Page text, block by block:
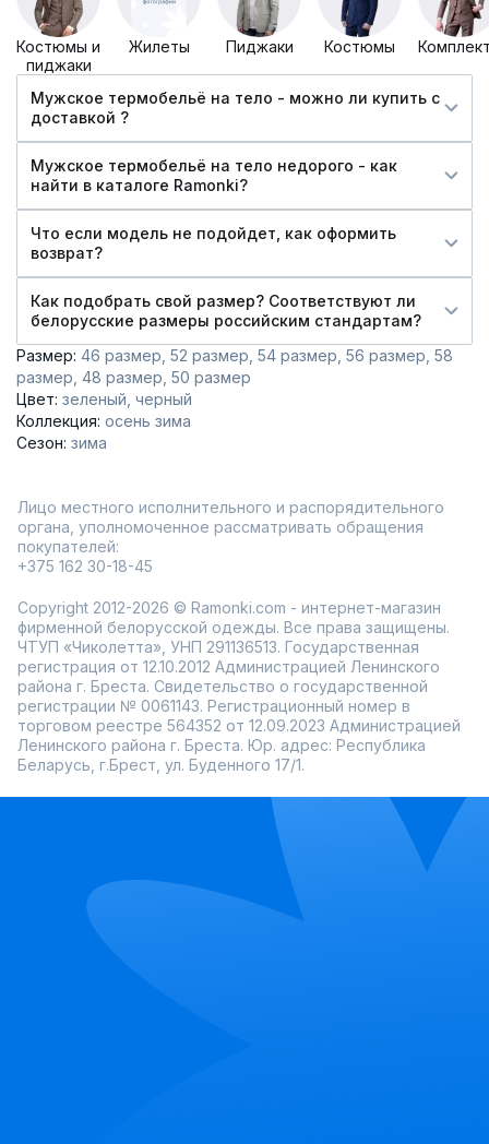
Костюмы и
пиджаки
Жилеты Пиджаки Костюмы
Мужское термобельё на тело - можно ли купить c
доставкой ?
Мужское термобельё на тело недорого - как
найти в каталоге Ramonki?
Что если модель не подойдет, как оформить
возврат?
Как подобрать свой размер? Соответствуют ли
белорусские размеры российским стандартам?
Размер: 46 размер 52 размер 54 размер 56 размер 58
размер 48 размер 50 размер
Цвет: зеленый черный
Коллекция: осень зима
Сезон: зима
Лицо местного исполнительного и распорядительного
органа, уполномоченное рассматривать обращения
покупателей:
+375 162 30-18-45
Copyright 2012-2026 © Ramonki.com - интернет-магазин
фирменной белорусской одежды. Все права защищены.
ЧТУП «Чиколетта», УНП 291136513. Государственная
регистрация от 12.10.2012 Администрацией Ленинского
района г. Бреста. Свидетельство о государственной
регистрации № 0061143. Регистрационный номер в
торговом реестре 564352 от 12.09.2023 Администрацией
Ленинского района г. Бреста. Юр. адрес: Республика
Беларусь, г.Брест, ул. Буденного 17/1.